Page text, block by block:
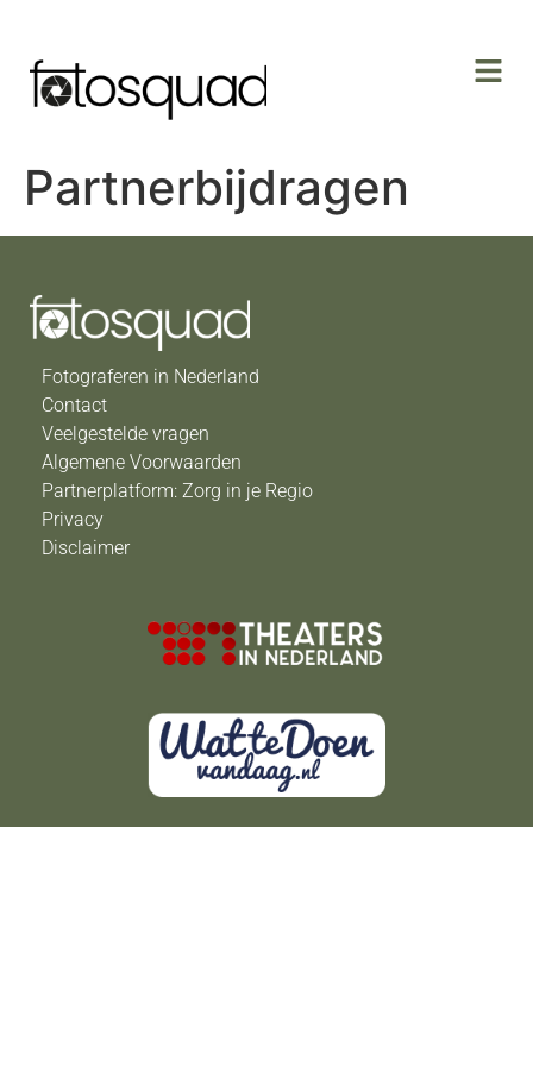
Partnerbijdragen
Fotograferen in Nederland
Contact
Veelgestelde vragen
Algemene Voorwaarden
Partnerplatform: Zorg in je Regio
Privacy
Disclaimer